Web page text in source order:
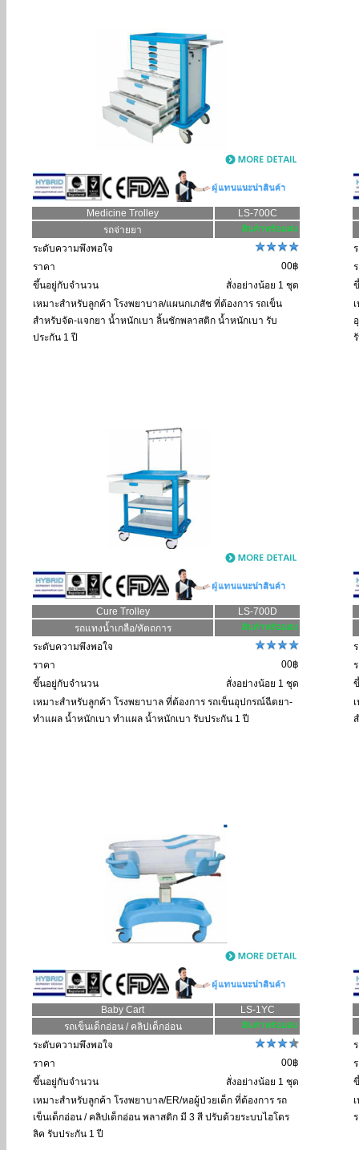
Medicine Trolley
LS-700C
รถจ่ายยา
ระดับความพึงพอใจ
ราคา
00฿
ขึ้นอยู่กับจำนวน
สั่งอย่างน้อย 1 ชุด
เหมาะสำหรับลูกค้า โรงพยาบาล/แผนกเภสัช ที่ต้องการ รถเข็น
สำหรับจัด-แจกยา น้ำหนักเบา ลิ้นชักพลาสติก น้ำหนักเบา รับ
ประกัน 1 ปี
Cure Trolley
LS-700D
รถแทงน้ำเกลือ/หัตถการ
ระดับความพึงพอใจ
ราคา
00฿
ขึ้นอยู่กับจำนวน
สั่งอย่างน้อย 1 ชุด
เหมาะสำหรับลูกค้า โรงพยาบาล ที่ต้องการ รถเข็นอุปกรณ์ฉีดยา-
ทำแผล น้ำหนักเบา ทำแผล น้ำหนักเบา รับประกัน 1 ปี
Baby Cart
LS-1YC
รถเข็นเด็กอ่อน / คลิปเด็กอ่อน
ระดับความพึงพอใจ
ราคา
00฿
ขึ้นอยู่กับจำนวน
สั่งอย่างน้อย 1 ชุด
เหมาะสำหรับลูกค้า โรงพยาบาล/ER/หอผู้ป่วยเด็ก ที่ต้องการ รถ
เข็นเด็กอ่อน / คลิปเด็กอ่อน พลาสติก มี 3 สี ปรับด้วยระบบไฮโดร
ลิค รับประกัน 1 ปี